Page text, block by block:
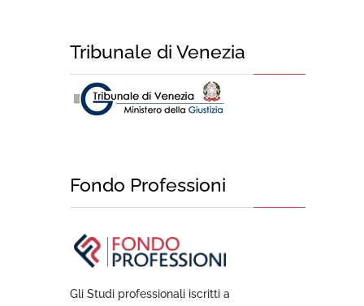
Tribunale di Venezia
Fondo Professioni
Gli Studi professionali iscritti a